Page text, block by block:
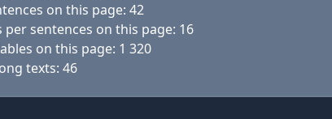
on this page: 42
per sentences on this page: 16
on this page: 1 320
texts: 46